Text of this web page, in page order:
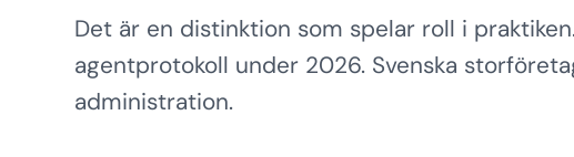
Det är en distinktion som spelar roll i
agentprotokoll under 2026. Svenska
administration.